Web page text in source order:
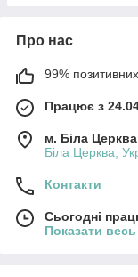
Про нас
99% позитивних
Працює з
м. Біла Церква
Біла Церква,
Контакти
Сьогодні
Показати